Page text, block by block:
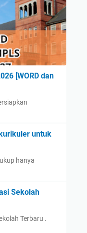
[WORD dan
untuk
hanya
Sekolah
Terbaru .